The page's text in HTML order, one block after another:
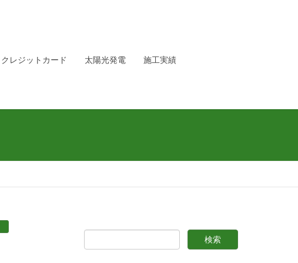
クレジットカード 太陽光発電 施工実績